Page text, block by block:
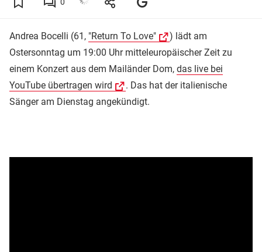
Andrea Bocelli (61, "Return To Love"
) lädt am
Ostersonntag um 19:00 Uhr mitteleuropäischer Zeit zu
einem Konzert aus dem Mailänder Dom, das live bei
YouTube übertragen wird
. Das hat der italienische
Sänger am Dienstag angekündigt.